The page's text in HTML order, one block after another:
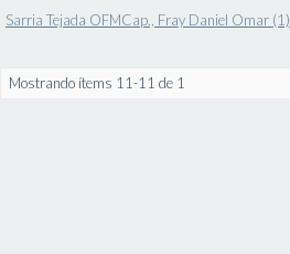
Sarria Tejada OFMCap., Fray Daniel Omar (1)
Mostrando ítems 11-11 de 1